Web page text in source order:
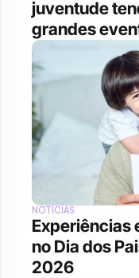
juventude
grandes
NOTÍCIAS
Experiências
no Dia dos
2026